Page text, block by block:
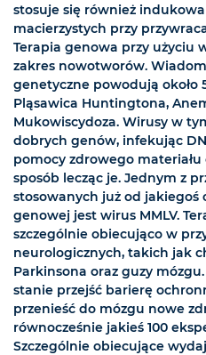
stosuje się również
macierzystych przy
Terapia genowa przy użyciu
zakres nowotworów.
genetyczne powodują około
Pląsawica Huntingtona,
Mukowiscydoza. Wirusy w
dobrych genów, infekując
pomocy zdrowego
sposób lecząc je. Jednym z
stosowanych już od jakiegoś
genowej jest wirus MMLV.
szczególnie obiecująco w
neurologicznych, takich jak
Parkinsona oraz guzy
stanie przejść barierę
przenieść do mózgu nowe
równocześnie jakieś 100
Szczególnie obiecujące